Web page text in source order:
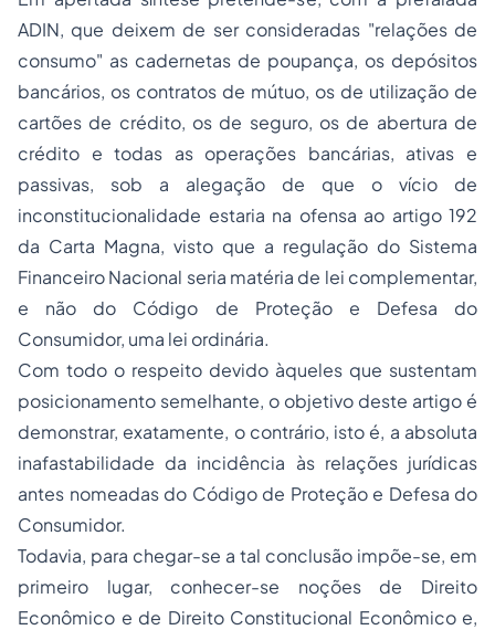
ADIN, que deixem de ser consideradas "relações de
consumo" as cadernetas de poupança, os depósitos
bancários, os contratos de mútuo, os de utilização de
cartões de crédito, os de seguro, os de abertura de
crédito e todas as operações bancárias, ativas e
passivas, sob a alegação de que o vício de
inconstitucionalidade estaria na ofensa ao artigo 192
da Carta Magna, visto que a regulação do Sistema
Financeiro Nacional seria matéria de lei complementar,
e não do Código de Proteção e Defesa do
Consumidor, uma lei ordinária.
Com todo o respeito devido àqueles que sustentam
posicionamento semelhante, o objetivo deste artigo é
demonstrar, exatamente, o contrário, isto é, a absoluta
inafastabilidade da incidência às relações jurídicas
antes nomeadas do Código de Proteção e Defesa do
Consumidor.
Todavia, para chegar-se a tal conclusão impõe-se, em
primeiro lugar, conhecer-se noções de Direito
Econômico e de Direito Constitucional Econômico e,